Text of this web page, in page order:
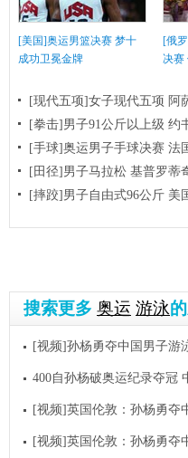
[美国]奥运男篮决赛 梦十
成功卫冕金牌
[俄
决赛
[现代五项]女子现代五项 阿
[拳击]男子91公斤以上级 约
[手球]奥运男子手球决赛 法
[田径]男子马拉松 基普罗蒂
[摔跤]男子自由式96公斤 美
搜索更多 奥运 游泳
[视频]孙杨勇夺中国男子游
400自孙杨破奥运纪录夺冠
[视频]英国伦敦：孙杨勇夺
[视频]英国伦敦：孙杨勇夺